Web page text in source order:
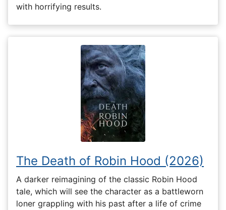
with horrifying results.
The Death of Robin Hood (2026)
A darker reimagining of the classic Robin Hood
tale, which will see the character as a battleworn
loner grappling with his past after a life of crime